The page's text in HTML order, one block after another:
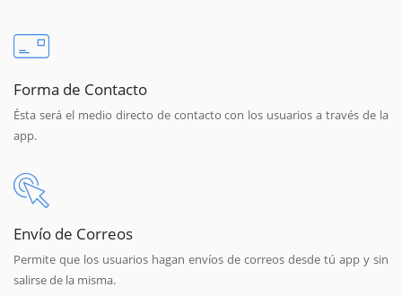
Forma de Contacto
Ésta será el medio directo de contacto con los usuarios a través de la
app.
Envío de Correos
Permite que los usuarios hagan envíos de correos desde tú app y sin
salirse de la misma.